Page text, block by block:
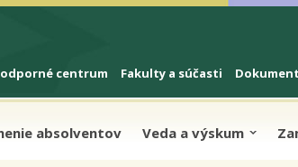
centrum Fakulty a súčasti
absolventov Veda a výskum